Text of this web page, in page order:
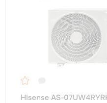
Hisense AS-